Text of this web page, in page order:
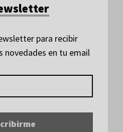
para recibir
novedades en tu email